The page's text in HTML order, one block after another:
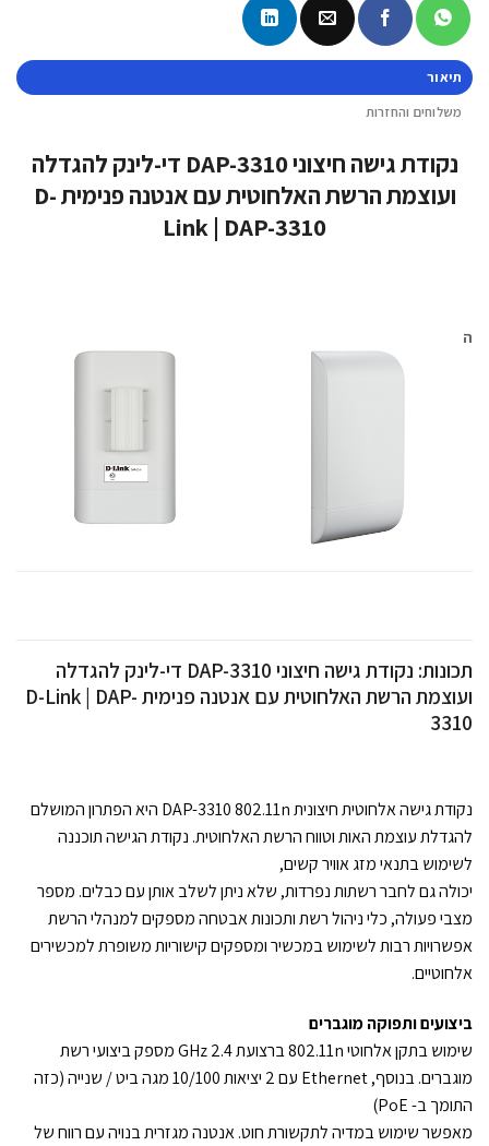
תיאור
משלוחים והחזרות
נקודת גישה חיצוני DAP-3310 די-לינק להגדלה
ועוצמת הרשת האלחוטית עם אנטנה פנימית D-
Link | DAP-3310
ה
תכונות: נקודת גישה חיצוני DAP-3310 די-לינק להגדלה
ועוצמת הרשת האלחוטית עם אנטנה פנימית D-Link | DAP-
3310
נקודת גישה אלחוטית חיצונית DAP-3310 802.11n היא הפתרון המושלם
להגדלת עוצמת האות וטווח הרשת האלחוטית. נקודת הגישה תוכננה
לשימוש בתנאי מזג אוויר קשים,
יכולה גם לחבר רשתות נפרדות, שלא ניתן לשלב אותן עם כבלים. מספר
מצבי פעולה, כלי ניהול רשת ותכונות אבטחה מספקים למנהלי הרשת
אפשרויות רבות לשימוש במכשיר ומספקים קישוריות משופרת למכשירים
אלחוטיים.
ביצועים ותפוקה מוגברים
שימוש בתקן אלחוטי 802.11n ברצועת 2.4 GHz מספק ביצועי רשת
מוגברים. בנוסף, Ethernet עם 2 יציאות 10/100 מגה ביט / שנייה (כזה
התומך ב- PoE)
מאפשר שימוש במדיה לתקשורת חוט. אנטנה מגזרית בנויה עם רווח של